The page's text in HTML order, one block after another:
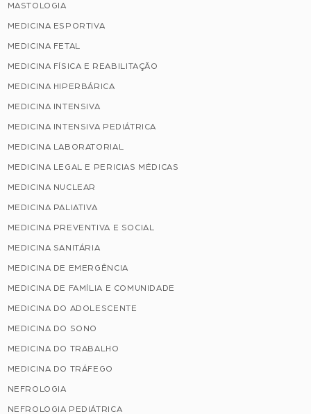
MASTOLOGIA
MEDICINA ESPORTIVA
MEDICINA FETAL
MEDICINA FÍSICA E REABILITAÇÃO
MEDICINA HIPERBÁRICA
MEDICINA INTENSIVA
MEDICINA INTENSIVA PEDIÁTRICA
MEDICINA LABORATORIAL
MEDICINA LEGAL E PERICIAS MÉDICAS
MEDICINA NUCLEAR
MEDICINA PALIATIVA
MEDICINA PREVENTIVA E SOCIAL
MEDICINA SANITÁRIA
MEDICINA DE EMERGÊNCIA
MEDICINA DE FAMÍLIA E COMUNIDADE
MEDICINA DO ADOLESCENTE
MEDICINA DO SONO
MEDICINA DO TRABALHO
MEDICINA DO TRÁFEGO
NEFROLOGIA
NEFROLOGIA PEDIÁTRICA